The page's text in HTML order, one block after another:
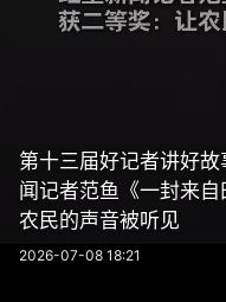
第十三届好记者讲好
闻记者范鱼《一封来
农民的声音被听见
2026-07-08 18:21